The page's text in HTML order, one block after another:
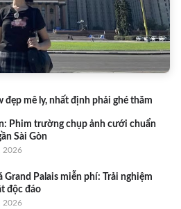
mê ly, nhất định phải ghé thăm
Phim trường chụp ảnh cưới chuẩn
Sài Gòn
2026
Grand Palais miễn phí: Trải nghiệm
độc đáo
2026